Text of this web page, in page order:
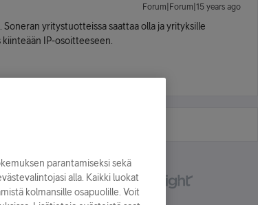
Forum|Forum|15 years ago
yritystuotteissa saattaa olla ja yrityksille
IP-osoitteeseen.
parantamiseksi sekä
alla. Kaikki luokat
kolmansille osapuolille. Voit